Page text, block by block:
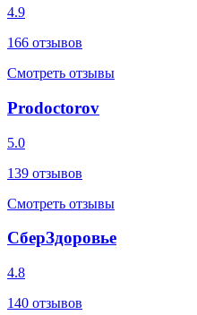
4.9
166 отзывов
Смотреть отзывы
Prodoctorov
5.0
139 отзывов
Смотреть отзывы
СберЗдоровье
4.8
140 отзывов